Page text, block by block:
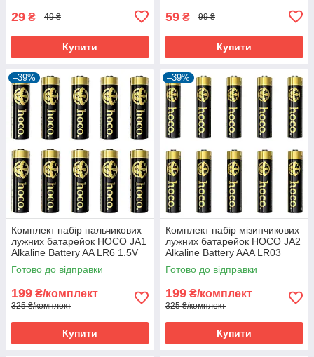
29 ₴ 49 ₴
Купити
59 ₴ 99 ₴
Купити
–39%
Комплект набір пальчикових
лужних батарейок HOCO JA1
Alkaline Battery AA LR6 1.5V
(10 шт.)
Готово до відправки
199 ₴/комплект
325 ₴/комплект
Купити
–39%
Комплект набір мізинчикових
лужних батарейок HOCO JA2
Alkaline Battery AAA LR03
1.5V (10 шт.)
Готово до відправки
199 ₴/комплект
325 ₴/комплект
Купити